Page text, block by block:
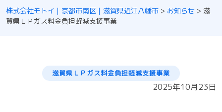
株式会社モトイ｜京都市南区｜滋賀県近江八幡市 > お知らせ > 滋
賀県ＬＰガス料金負担軽減支援事業
滋賀県ＬＰガス料金負担軽減支援事業
2025年10月23日